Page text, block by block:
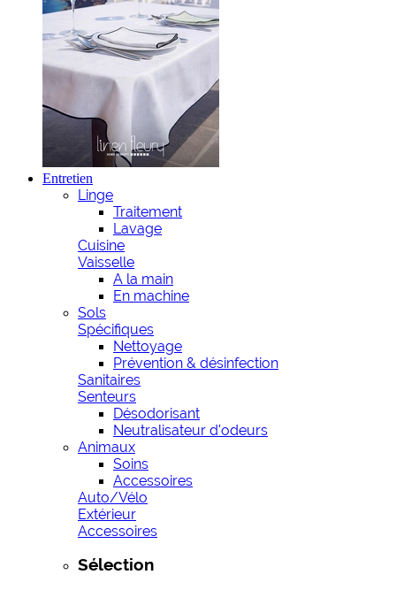
Entretien
Linge
Traitement
Lavage
Cuisine
Vaisselle
A la main
En machine
Sols
Spécifiques
Nettoyage
Prévention & désinfection
Sanitaires
Senteurs
Désodorisant
Neutralisateur d'odeurs
Animaux
Soins
Accessoires
Auto/Vélo
Extérieur
Accessoires
Sélection